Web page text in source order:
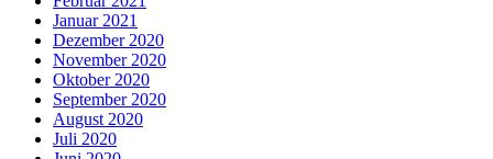
Januar 2021
Dezember 2020
November 2020
Oktober 2020
September 2020
August 2020
Juli 2020